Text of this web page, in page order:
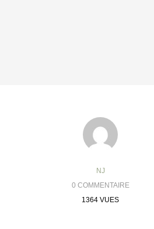
NJ
0 COMMENTAIRE
1364 VUES